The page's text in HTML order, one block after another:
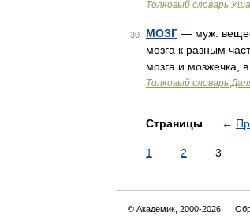
Толковый словарь
30 МОЗГ — муж.
мозга к разным
мозга и мозжечка,
Толковый словарь
Страницы ←
1 2 3
© Академик, 2000-2026